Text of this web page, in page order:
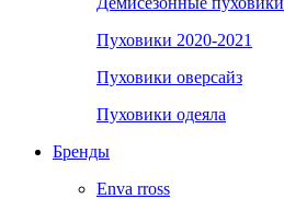
Пуховики 2020-2021
Пуховики оверсайз
Пуховики одеяла
Бренды
Enva rross